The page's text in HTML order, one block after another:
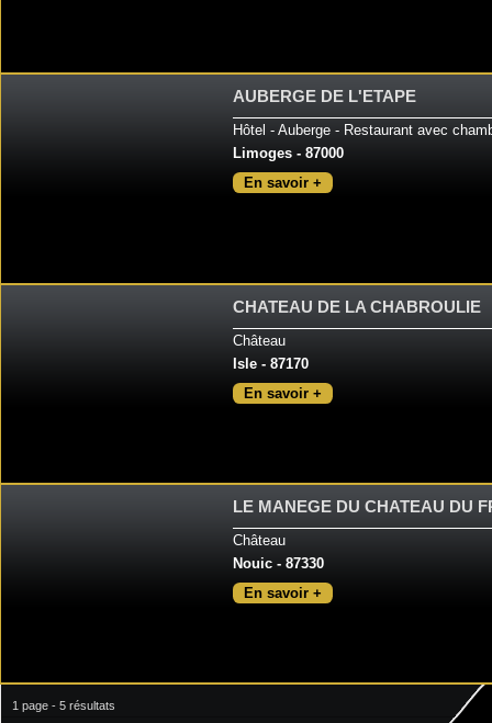
AUBERGE DE L'ETAPE
Hôtel - Auberge - Restaurant avec
Limoges - 87000
En savoir +
CHATEAU DE LA CHABROULIE
Château
Isle - 87170
En savoir +
LE MANEGE DU CHATEAU DU
Château
Nouic - 87330
En savoir +
1 page - 5 résultats